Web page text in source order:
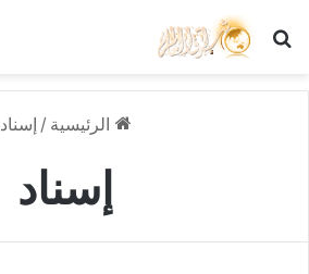
بحث عن
الرئيسية / إسناد
إسناد